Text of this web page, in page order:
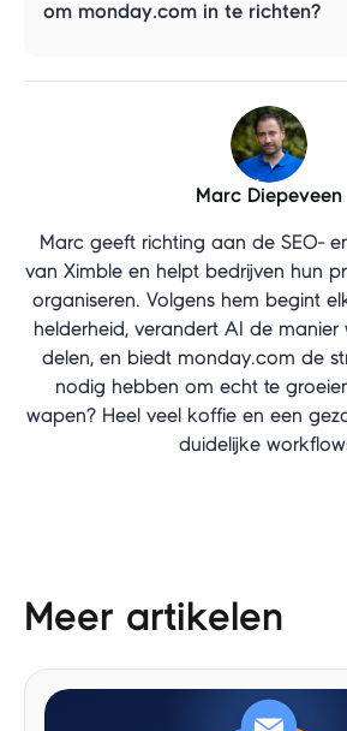
om monday.com in te richten?
Marc Diepeveen
Marc geeft richting aan de SEO-
van Ximble en helpt bedrijven hun
organiseren. Volgens hem begint
helderheid, verandert AI de
delen, en biedt monday.com de
nodig hebben om echt te
wapen? Heel veel koffie en een
duidelijke
Meer artikelen